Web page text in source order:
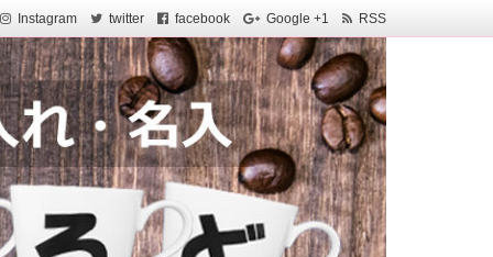
Instagram twitter facebook Google +1 RSS